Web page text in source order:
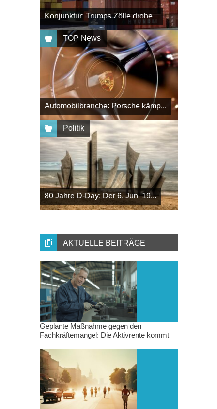
Konjunktur: Trumps Zölle drohe...
TOP News
Automobilbranche: Porsche kämp...
Politik
80 Jahre D-Day: Der 6. Juni 19...
AKTUELLE BEITRÄGE
Geplante Maßnahme gegen den
Fachkräftemangel: Die Aktivrente kommt